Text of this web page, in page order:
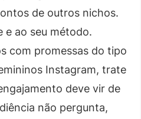
de outros nichos.
e ao seu método.
com promessas do tipo
Instagram, trate
deve vir de
não pergunta,